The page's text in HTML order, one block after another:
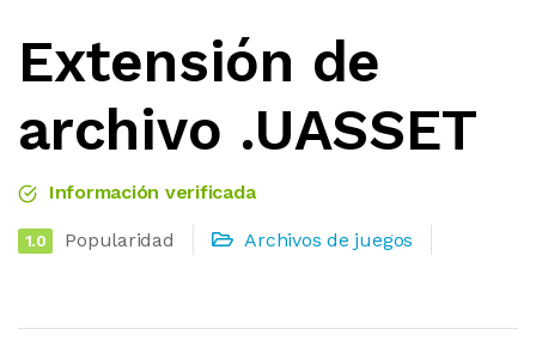
Extensión de
archivo .UASSET
Información verificada
1.0 Popularidad Archivos de juegos